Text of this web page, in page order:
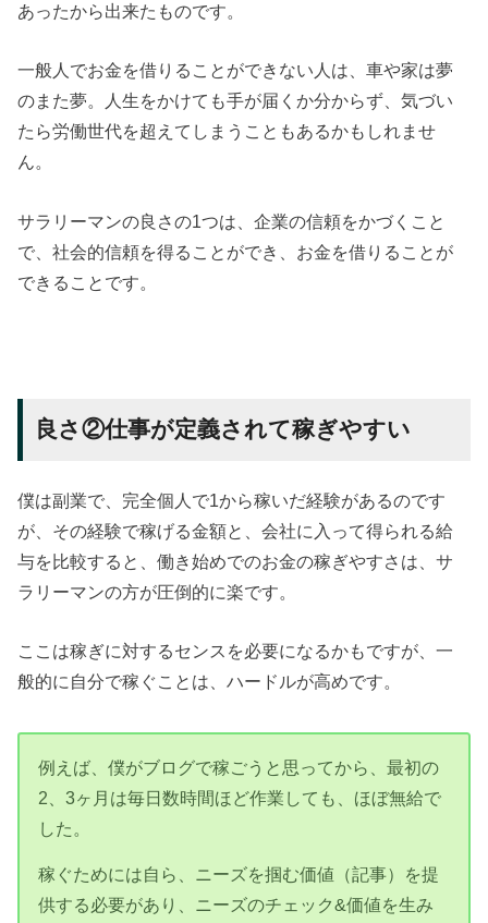
あったから出来たものです。
一般人でお金を借りることができない人は、車や家は夢
のまた夢。人生をかけても手が届くか分からず、気づい
たら労働世代を超えてしまうこともあるかもしれませ
ん。
サラリーマンの良さの1つは、企業の信頼をかづくこと
で、社会的信頼を得ることができ、お金を借りることが
できることです。
良さ②仕事が定義されて稼ぎやすい
僕は副業で、完全個人で1から稼いだ経験があるのです
が、その経験で稼げる金額と、会社に入って得られる給
与を比較すると、働き始めでのお金の稼ぎやすさは、サ
ラリーマンの方が圧倒的に楽です。
ここは稼ぎに対するセンスを必要になるかもですが、一
般的に自分で稼ぐことは、ハードルが高めです。
例えば、僕がブログで稼ごうと思ってから、最初の
2、3ヶ月は毎日数時間ほど作業しても、ほぼ無給で
した。
稼ぐためには自ら、ニーズを掴む価値（記事）を提
供する必要があり、ニーズのチェック&価値を生み